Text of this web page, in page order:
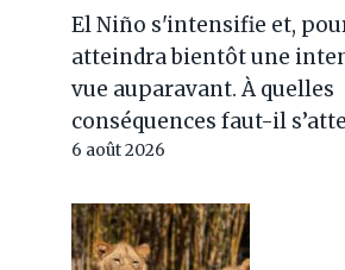
El Niño s'intensifie et,
atteindra bientôt une
vue auparavant. À quelles
conséquences faut-il
6 août 2026